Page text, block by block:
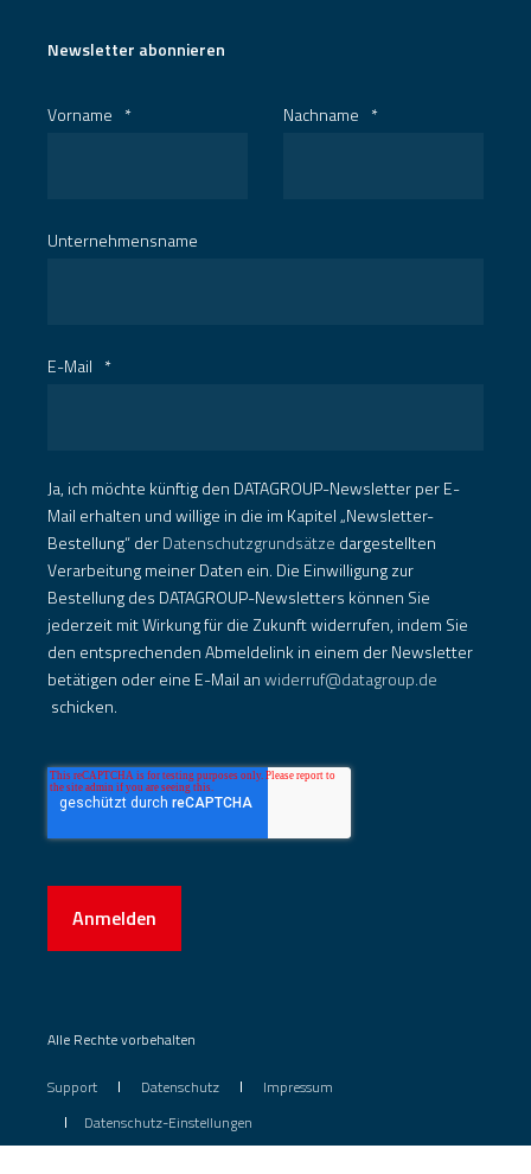
Newsletter abonnieren
Vorname * Nachname *
Unternehmensname
E-Mail *
Ja, ich möchte künftig den DATAGROUP-Newsletter per E-
Mail erhalten und willige in die im Kapitel „Newsletter-
Bestellung“ derDatenschutzgrundsätze dargestellten
Verarbeitung meiner Daten ein. Die Einwilligung zur
Bestellung des DATAGROUP-Newsletters können Sie
jederzeit mit Wirkung für die Zukunft widerrufen, indem Sie
den entsprechenden Abmeldelink in einem der Newsletter
betätigen oder eine E-Mail anwiderruf@datagroup.de
schicken.
Anmelden
Alle Rechte vorbehalten
Support Datenschutz
Impressum
Datenschutz-Einstellungen